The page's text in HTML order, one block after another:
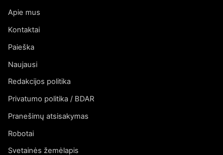
Apie mus
Kontaktai
Paieška
Naujausi
Redakcijos politika
Privatumo politika / BDAR
Pranešimų atsisakymas
Robotai
Svetainės žemėlapis